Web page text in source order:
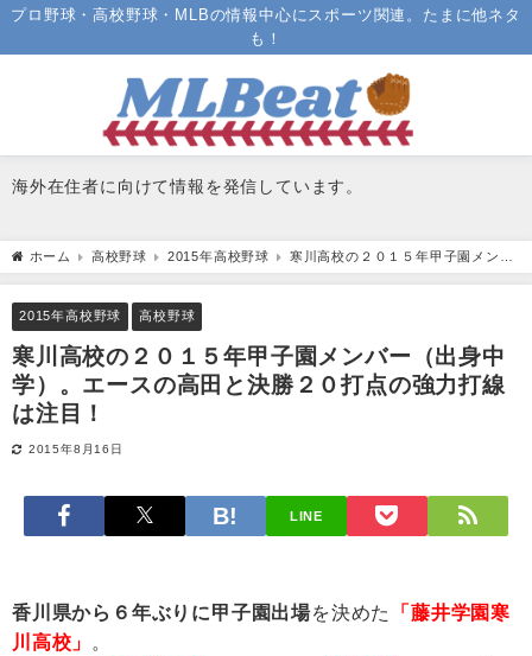
プロ野球・高校野球・MLBの情報中心にスポーツ関連。たまに他ネタ
も！
海外在住者に向けて情報を発信しています。
ホーム 高校野球 2015年高校野球
寒川高校の２０１５年甲子園メンバ
ー（出身中学）。エースの高田と決勝２０打点の強力打線は注目！
2015年高校野球 高校野球
寒川高校の２０１５年甲子園メンバー（出身中
学）。エースの高田と決勝２０打点の強力打線
は注目！
2015年8月16日
LINE
香川県から６年ぶりに甲子園出場を決めた
「藤井学園寒
川高校」
。